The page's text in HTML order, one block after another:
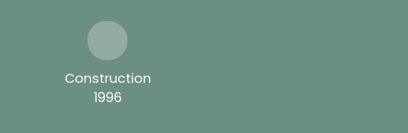
Construction
1996